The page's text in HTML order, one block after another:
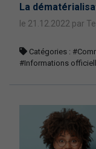
La
le 21.12.2022 par
Catégories :
#Informations